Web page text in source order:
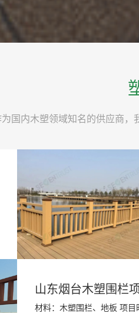
为国内木塑领域知名的供应商，
山东烟台木塑围栏
材料：木塑围栏、地板 项目